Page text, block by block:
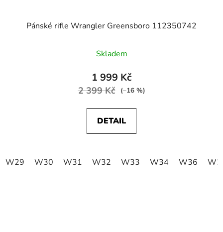
Pánské rifle Wrangler Greensboro 112350742
Skladem
1 999 Kč
2 399 Kč (–16 %)
DETAIL
W29 W30 W31 W32 W33 W34 W36